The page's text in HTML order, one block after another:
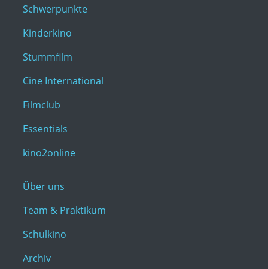
Schwerpunkte
Kinderkino
Stummfilm
Cine International
Filmclub
Essentials
kino2online
Über uns
Team & Praktikum
Schulkino
Archiv